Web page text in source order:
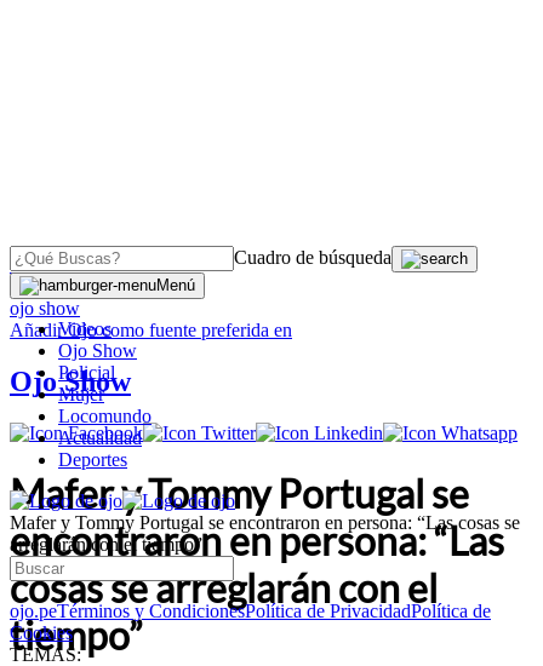
Cuadro de búsqueda
Menú
Videos
Ojo Show
Policial
Mujer
Locomundo
Actualidad
Deportes
Mafer y Tommy Portugal se encontraron en persona: “Las cosas se
arreglarán con el tiempo”
ojo.peTérminos y CondicionesPolítica de PrivacidadPolítica de
Cookies
TEMAS:
OJO
ojo show
AñadirOjocomo fuente preferida en
Ojo Show
Mafer y Tommy Portugal se
encontraron en persona: “Las
cosas se arreglarán con el
tiempo”